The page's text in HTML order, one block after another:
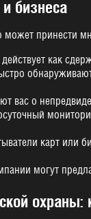
бизнеса
принести
как
вас о
карт
могут
охраны: